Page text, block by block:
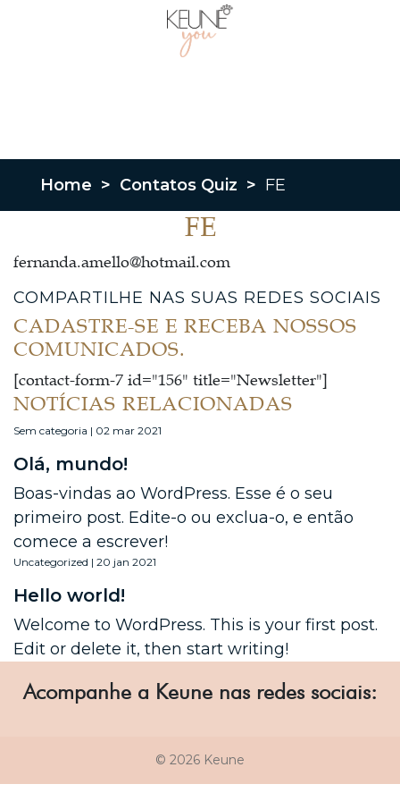
Home > Contatos Quiz > FE
FE
fernanda.amello@hotmail.com
COMPARTILHE NAS SUAS REDES SOCIAIS
CADASTRE-SE E RECEBA NOSSOS
COMUNICADOS.
[contact-form-7 id="156" title="Newsletter"]
NOTÍCIAS RELACIONADAS
Sem categoria | 02 mar 2021
Olá, mundo!
Boas-vindas ao WordPress. Esse é o seu
primeiro post. Edite-o ou exclua-o, e então
comece a escrever!
Uncategorized | 20 jan 2021
Hello world!
Welcome to WordPress. This is your first post.
Edit or delete it, then start writing!
Acompanhe a Keune nas redes sociais:
© 2026 Keune